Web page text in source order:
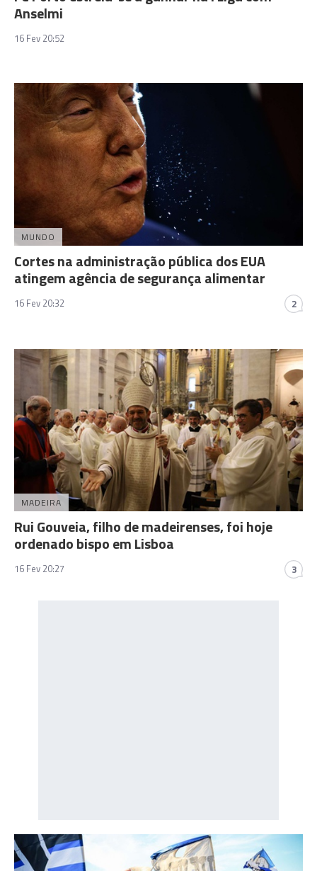
Anselmi
16 Fev 20:52
MUNDO
Cortes na administração pública dos EUA
atingem agência de segurança alimentar
16 Fev 20:32 2
MADEIRA
Rui Gouveia, filho de madeirenses, foi hoje
ordenado bispo em Lisboa
16 Fev 20:27 3